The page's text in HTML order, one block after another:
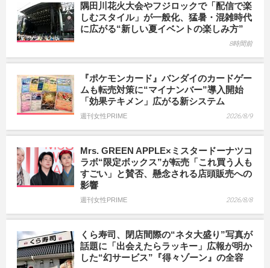
隅田川花火大会やフジロックで「配信で楽
しむスタイル」が一般化、猛暑・混雑時代
に広がる“新しい夏イベントの楽しみ方”
8時間前
『ポケモンカード』バンダイのカードゲー
ムも転売対策に“マイナンバー”導入開始
「効果テキメン」広がる新システム
週刊女性PRIME 2026/8/9
Mrs. GREEN APPLE×ミスタードーナツコ
ラボ“限定ボックス”が転売「これ買う人も
すごい」と賛否、懸念される店頭販売への
影響
週刊女性PRIME 2026/8/8
くら寿司、閉店間際の“ネタ大盛り”写真が
話題に「出会えたらラッキー」広報が明か
した“幻サービス”『得々ゾーン』の全容